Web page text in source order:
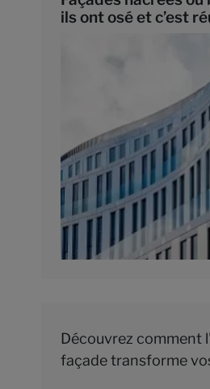
bâtiments et une
de matériaux a vu le
renouveler
Façades brillantes,
lumineuses, elles se
désormais de plaire en
pratiques et
ils ont osé et c’est
Découvrez comment
façade transforme